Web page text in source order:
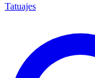
Tatuajes